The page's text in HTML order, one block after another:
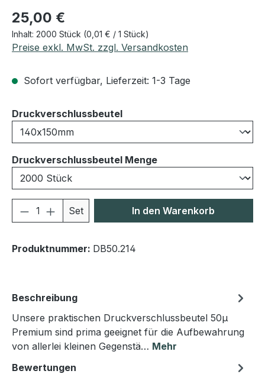
Regulärer Preis:
25,00 €
Inhalt: 2000 Stück (0,01 € / 1 Stück)
Preise exkl. MwSt. zzgl. Versandkosten
Sofort verfügbar, Lieferzeit: 1-3 Tage
Druckverschlussbeutelauswählen
Druckverschlussbeutel Mengeauswählen
Produkt Anzahl: Gib den
Set In den Warenkorb
Produktnummer: DB50.214
Beschreibung
Unsere praktischen Druckverschlussbeutel 50μ
Premium sind prima geeignet für die Aufbewahrung
von allerlei kleinen Gegenstä… Mehr
Bewertungen